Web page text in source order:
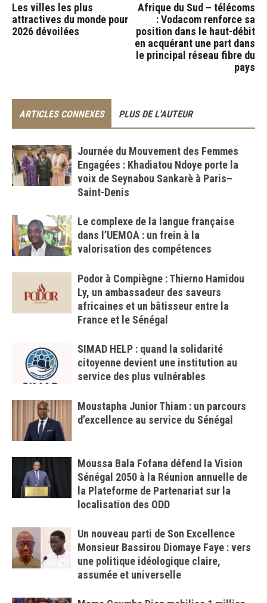
Les villes les plus
attractives du monde pour
2026 dévoilées
Afrique du Sud – télécoms
: Vodacom renforce sa
position dans le haut-débit
en acquérant une part dans
le principal réseau fibre du
pays
ARTICLES CONNEXES PLUS DE L'AUTEUR
Journée du Mouvement des Femmes
Engagées : Khadiatou Ndoye porte la
voix de Seynabou Sankarè à Paris–
Saint-Denis
Le complexe de la langue française
dans l’UEMOA : un frein à la
valorisation des compétences
Podor à Compiègne : Thierno Hamidou
Ly, un ambassadeur des saveurs
africaines et un bâtisseur entre la
France et le Sénégal
SIMAD HELP : quand la solidarité
citoyenne devient une institution au
service des plus vulnérables
Moustapha Junior Thiam : un parcours
d’excellence au service du Sénégal
Moussa Bala Fofana défend la Vision
Sénégal 2050 à la Réunion annuelle de
la Plateforme de Partenariat sur la
localisation des ODD
Un nouveau parti de Son Excellence
Monsieur Bassirou Diomaye Faye : vers
une politique idéologique claire,
assumée et universelle